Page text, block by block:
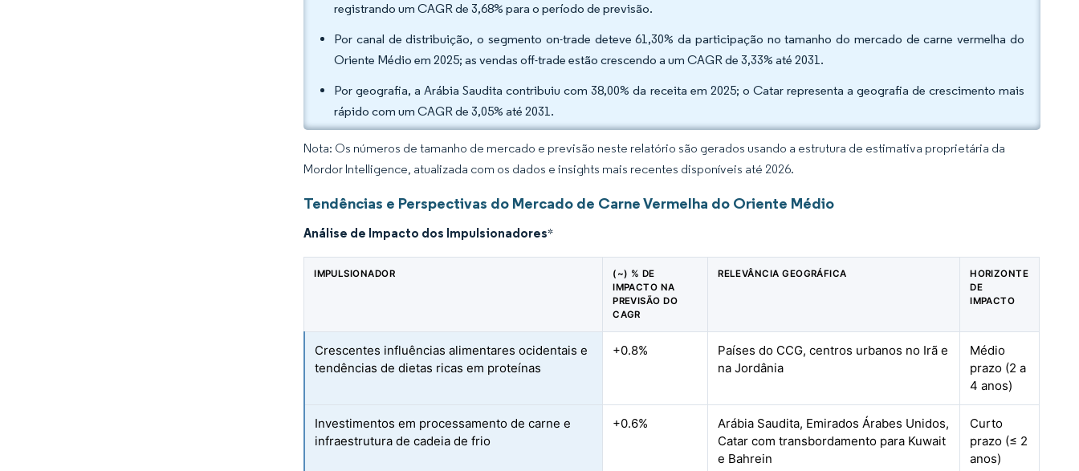
registrando um CAGR de 3,68% para o período de previsão.
Por canal de distribuição, o segmento on-trade deteve 61,30% da participação no tamanho do mercado de carne vermelha do
Oriente Médio em 2025; as vendas off-trade estão crescendo a um CAGR de 3,33% até 2031.
Por geografia, a Arábia Saudita contribuiu com 38,00% da receita em 2025; o Catar representa a geografia de crescimento mais
rápido com um CAGR de 3,05% até 2031.
Nota: Os números de tamanho de mercado e previsão neste relatório são gerados usando a estrutura de estimativa proprietária da
Mordor Intelligence, atualizada com os dados e insights mais recentes disponíveis até 2026.
Tendências e Perspectivas do Mercado de Carne Vermelha do Oriente Médio
Análise de Impacto dos Impulsionadores*
IMPULSIONADOR
(~) % DE
IMPACTO NA
PREVISÃO DO
CAGR
RELEVÂNCIA GEOGRÁFICA
HORIZONTE
DE
IMPACTO
Crescentes influências alimentares ocidentais e
tendências de dietas ricas em proteínas
+0.8%
Países do CCG, centros urbanos no Irã e
na Jordânia
Médio
prazo (2 a
4 anos)
Investimentos em processamento de carne e
infraestrutura de cadeia de frio
+0.6%
Arábia Saudita, Emirados Árabes Unidos,
Catar com transbordamento para Kuwait
e Bahrein
Curto
prazo (≤ 2
anos)